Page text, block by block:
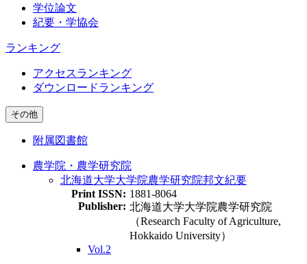
学位論文
紀要・学協会
ランキング
アクセスランキング
ダウンロードランキング
その他
附属図書館
農学院・農学研究院
北海道大学大学院農学研究院邦文紀要
Print ISSN: 1881-8064
Publisher: 北海道大学大学院農学研究院
（Research Faculty of Agriculture,
Hokkaido University）
Vol.2